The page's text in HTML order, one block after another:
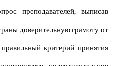
преподавателей, выписав
доверительную грамоту от
критерий принятия